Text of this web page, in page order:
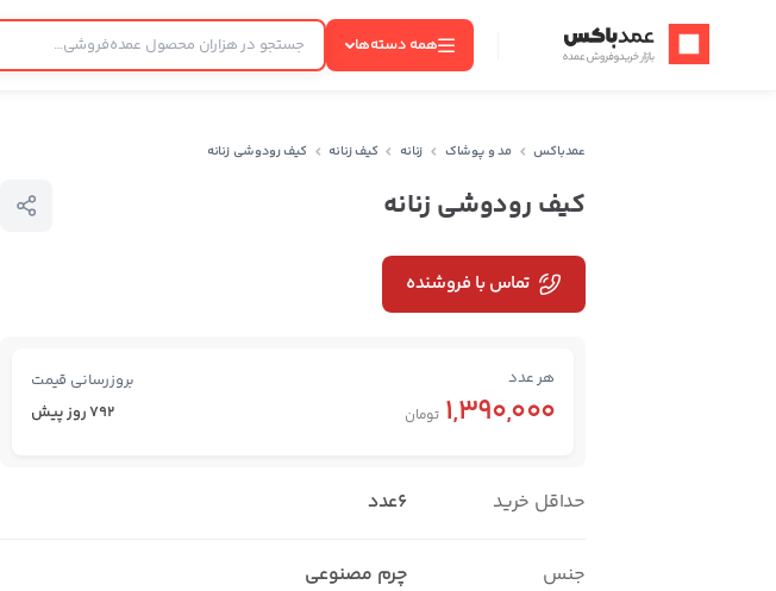
عمدباکس — بازگشت به صفحه اصلی همه دسته‌ها
عمدباکس مد و پوشاک زنانه کیف زنانه کیف رودوشی زنانه
کیف رودوشی زنانه
تماس با فروشنده
هر عدد بروزرسانی قیمت
1,390,000 تومان 792 روز پیش
حداقل خرید 6عدد
جنس چرم مصنوعی